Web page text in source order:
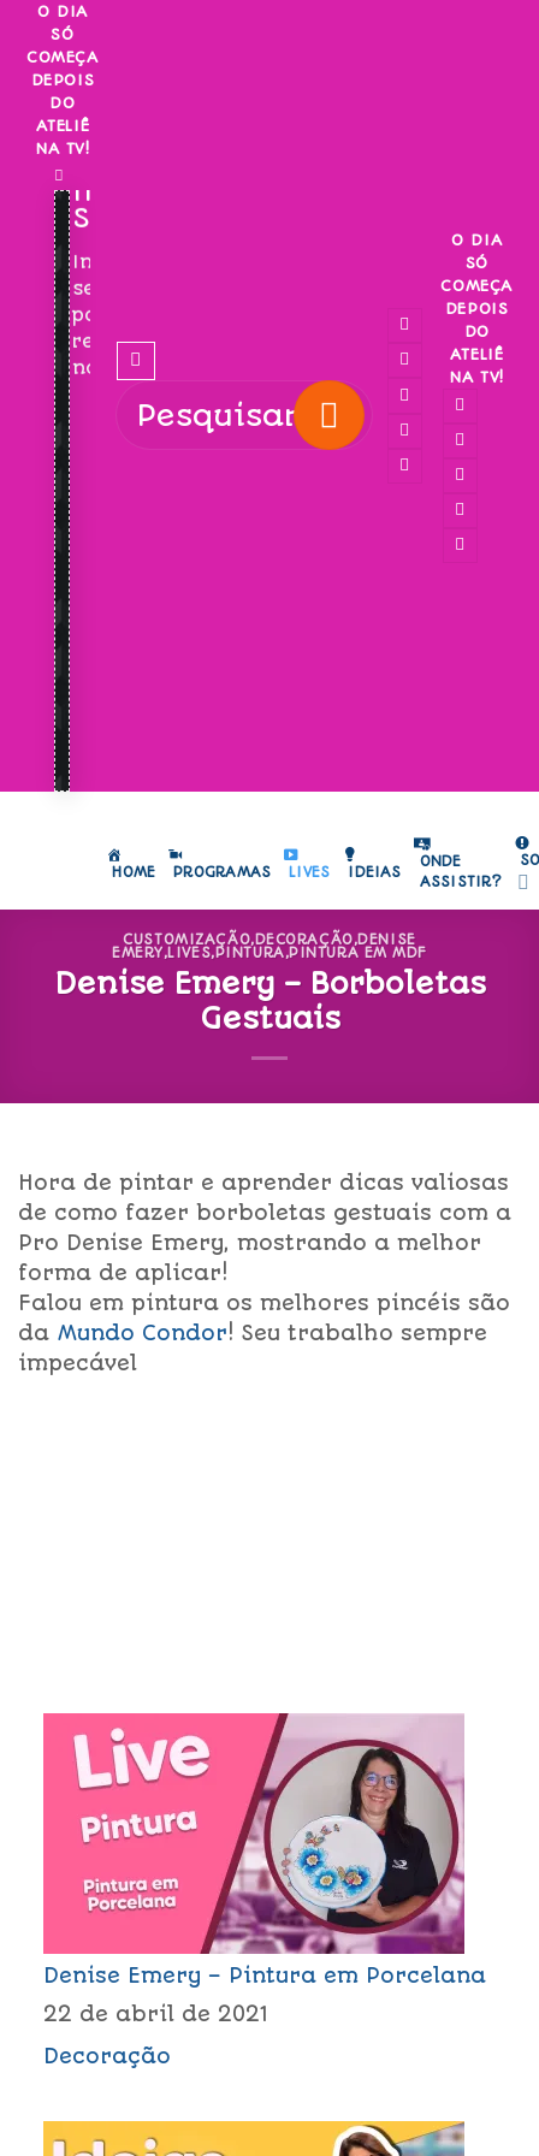
Skip
content
O DIA
SÓ
COMEÇA
DEPOIS
DO
ATELIÊ
NA TV!
INSCREVA-
SE!
Inscreva-
se
para
receber
novidades!
O DIA
SÓ
COMEÇA
DEPOIS
DO
ATELIÊ
NA TV!
HOME PROGRAMAS LIVES IDEIAS
ONDE
ASSISTIR?
CUSTOMIZAÇÃO,DECORAÇÃO,DENISE
EMERY,LIVES, PINTURA,PINTURA EM MDF
Denise Emery – Borboletas
Gestuais
Hora de pintar e aprender dicas valiosas
de como fazer borboletas gestuais com a
Pro Denise Emery, mostrando a melhor
forma de aplicar!
Falou em pintura os melhores pincéis são
da Mundo Condor! Seu trabalho sempre
impecável
Denise Emery – Pintura em Porcelana
22 de abril de 2021
Decoração